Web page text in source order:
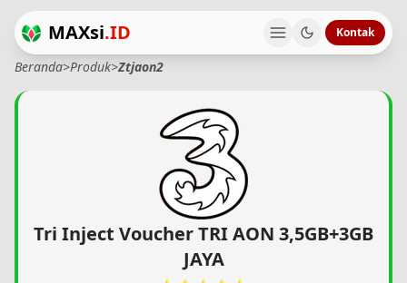
MAXsi.ID Kontak
Beranda>Produk>Ztjaon2
Tri Inject Voucher TRI AON 3,5GB+3GB
JAYA